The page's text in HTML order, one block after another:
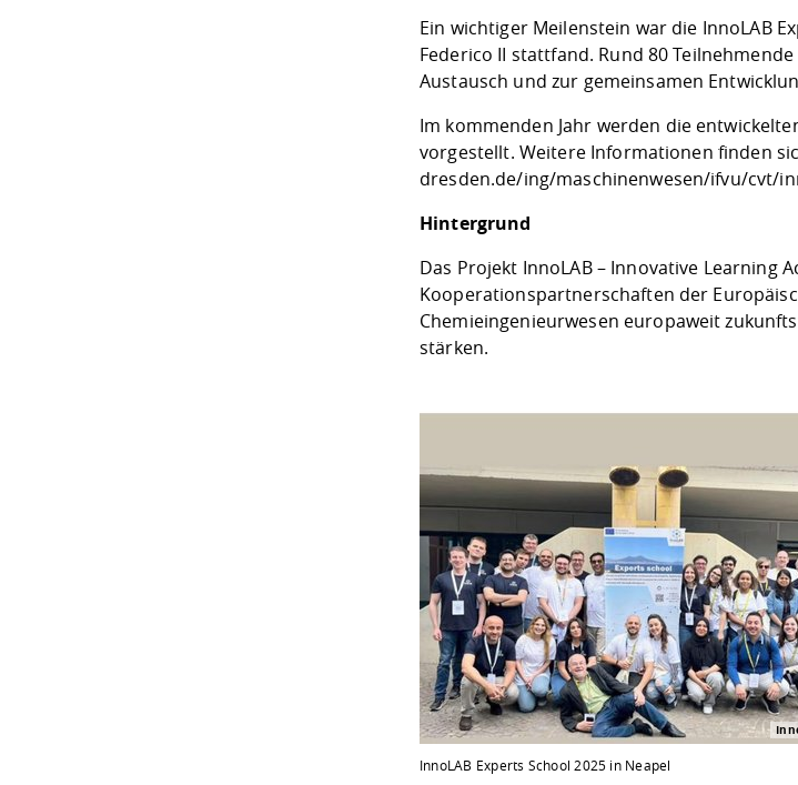
Ein wichtiger Meilenstein war die InnoLAB
Federico II stattfand. Rund 80
Austausch und zur gemeinsamen
Im kommenden Jahr werden die
vorgestellt. Weitere Informationen finden
dresden.de/ing/maschinenwesen/ifvu/cvt/
Hintergrund
Das Projekt InnoLAB – Innovative Learning
Kooperationspartnerschaften der
Chemieingenieurwesen europaweit
stärken.
InnoLAB Experts School 2025 in Neapel